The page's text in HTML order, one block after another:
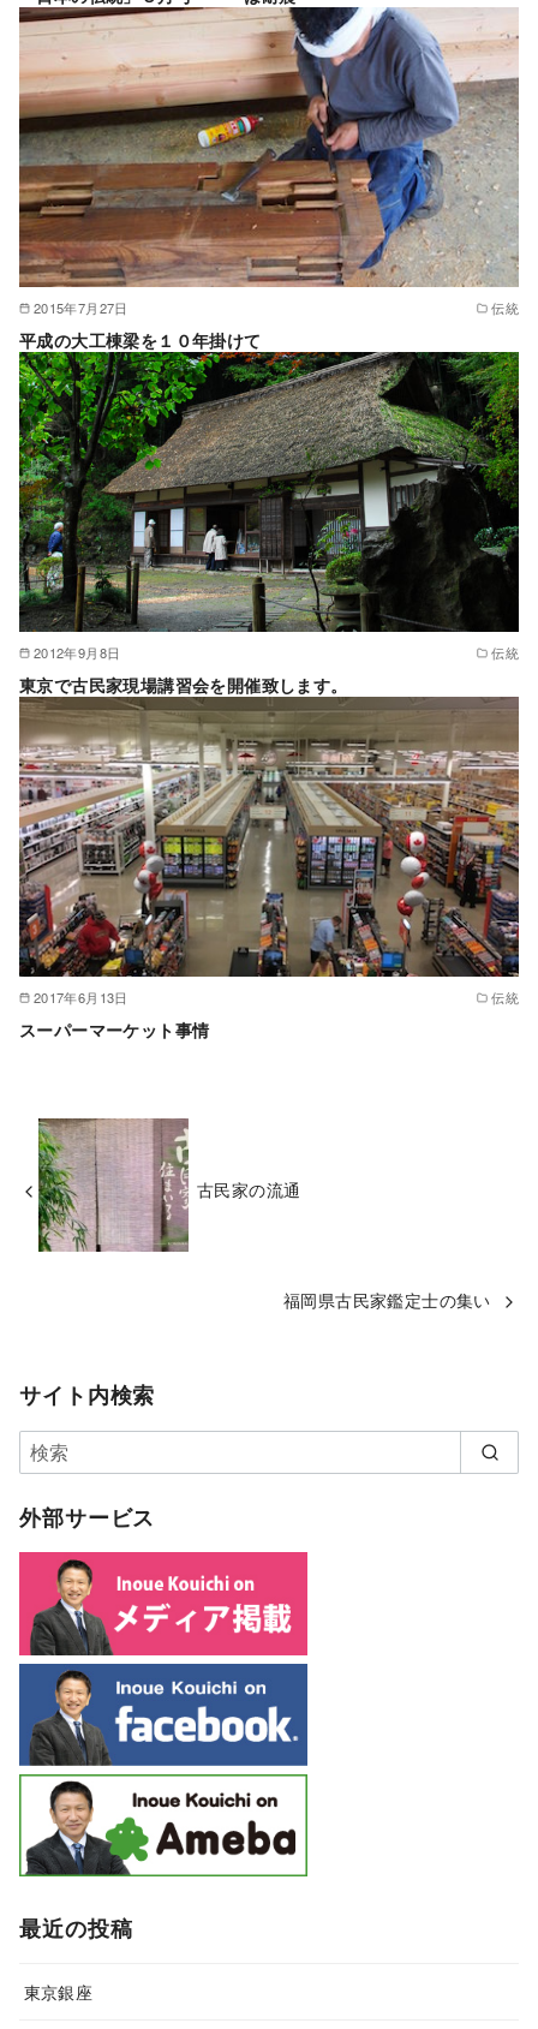
2015年7月27日 伝統
平成の大工棟梁を１０年掛けて
2012年9月8日 伝統
東京で古民家現場講習会を開催致します。
2017年6月13日 伝統
スーパーマーケット事情
古民家の流通
福岡県古民家鑑定士の集い
サイト内検索
外部サービス
最近の投稿
東京銀座